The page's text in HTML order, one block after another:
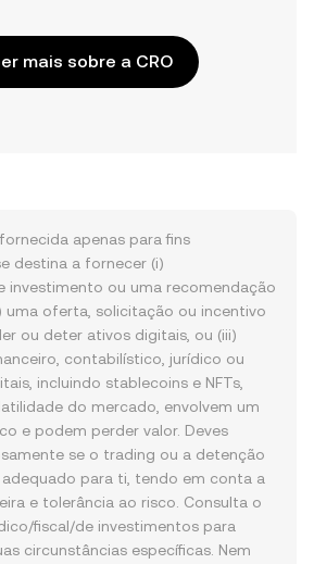
mais sobre a CRO
apenas para fins
destina a fornecer (i)
investimento ou uma recomendação
uma oferta, solicitação ou incentivo
ou deter ativos digitais, ou (iii)
contabilístico, jurídico ou
incluindo stablecoins e NFTs,
do mercado, envolvem um
e podem perder valor. Deves
se o trading ou a detenção
para ti, tendo em conta a
e tolerância ao risco. Consulta o
fiscal/de investimentos para
circunstâncias específicas. Nem